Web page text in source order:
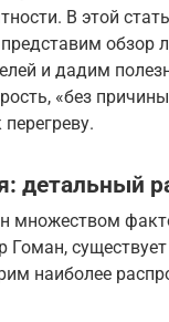
В этой
обзор
и дадим
«без
детальный
множеством
Гоман,
наиболее